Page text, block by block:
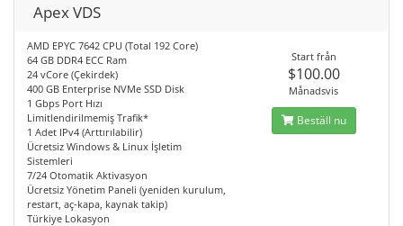
Apex VDS
AMD EPYC 7642 CPU (Total 192 Core)
64 GB DDR4 ECC Ram
24 vCore (Çekirdek)
400 GB Enterprise NVMe SSD Disk
1 Gbps Port Hızı
Limitlendirilmemiş Trafik*
1 Adet IPv4 (Arttırılabilir)
Ücretsiz Windows & Linux İşletim
Sistemleri
7/24 Otomatik Aktivasyon
Ücretsiz Yönetim Paneli (yeniden kurulum,
restart, aç-kapa, kaynak takip)
Türkiye Lokasyon
Start från
$100.00
Månadsvis
Beställ nu